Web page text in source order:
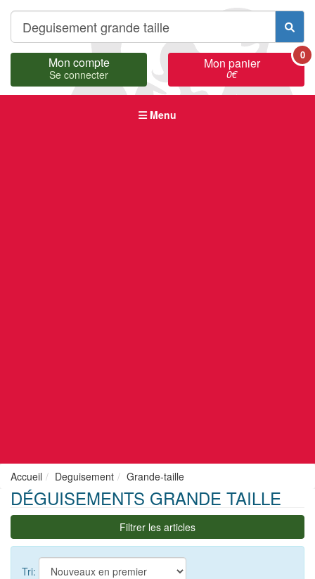
Mon compte
Se connecter
Mon panier
0€
0
Menu
Accueil Deguisement Grande-taille
DÉGUISEMENTS GRANDE TAILLE
Filtrer les articles
Tri: